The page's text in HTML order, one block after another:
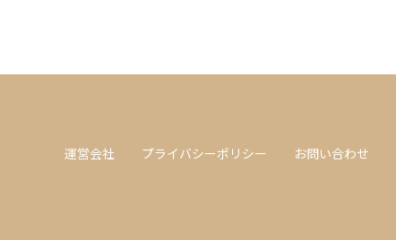
運営会社 プライバシーポリシー お問い合わせ